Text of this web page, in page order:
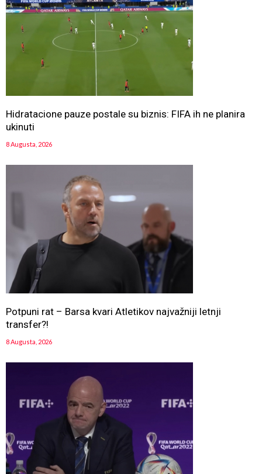
Hidratacione pauze postale su biznis: FIFA ih ne planira
ukinuti
8 Augusta, 2026
Potpuni rat – Barsa kvari Atletikov najvažniji letnji
transfer?!
8 Augusta, 2026